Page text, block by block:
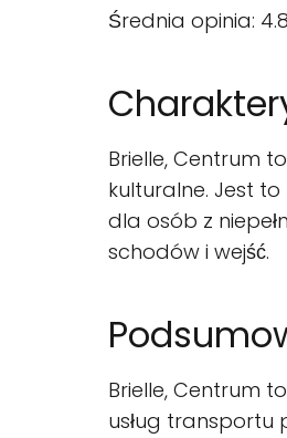
Średnia opinia:
Brielle, Centrum
kulturalne. Jest
dla osób z
schodów i wejść.
Brielle, Centrum
usług transportu